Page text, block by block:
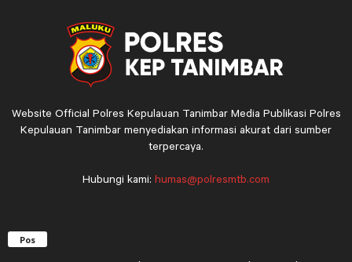
Website Official Polres Kepulauan Tanimbar Media Publikasi Polres
Kepulauan Tanimbar menyediakan informasi akurat dari sumber
terpercaya.
Hubungi kami: humas@polresmtb.com
Pos